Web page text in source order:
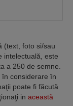
(text, foto si/sau
intelectuală, este
a 250 de semne.
în considerare în
poate fi făcută
in această